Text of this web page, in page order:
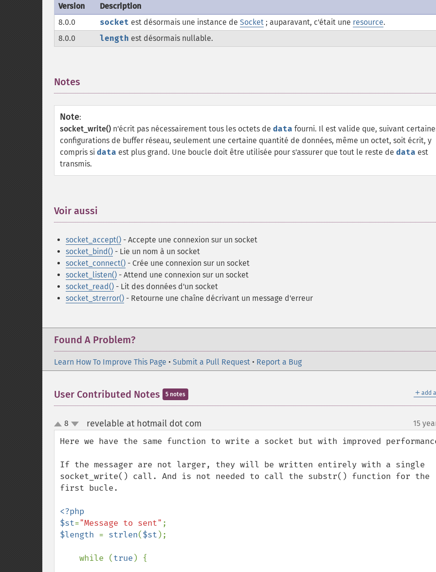
Version
Description
8.0.0
socket est désormais une instance de Socket ; auparavant, c'était une resource.
8.0.0
length est désormais nullable.
Notes
Note:
socket_write() n'écrit pas nécessairement tous les octets de data fourni. Il est valide que, suivant
configurations de buffer réseau, seulement une certaine quantité de données, même un octet, soit écrit, y
compris si data est plus grand. Une boucle doit être utilisée pour s'assurer que tout le reste de data est
transmis.
Voir aussi
socket_accept() - Accepte une connexion sur un socket
socket_bind() - Lie un nom à un socket
socket_connect() - Crée une connexion sur un socket
socket_listen() - Attend une connexion sur un socket
socket_read() - Lit des données d'un socket
socket_strerror() - Retourne une chaîne décrivant un message d'erreur
Found A Problem?
Learn How To Improve This Page • Submit a Pull Request • Report a Bug
＋ add
User Contributed Notes 5 notes
up
down
8 revelable at hotmail dot com 15
Here we have the same function to write a socket but with improved
If the messager are not larger, they will be written entirely with a single
socket_write() call. And is not needed to call the substr() function for the
first bucle.
<?php
$st="Message to sent"
$length = strlen($st );
    while (
true ) {